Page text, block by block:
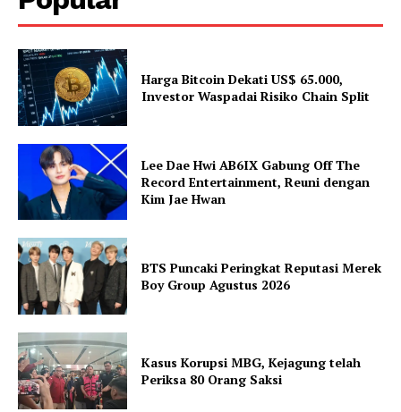
Harga Bitcoin Dekati US$ 65.000,
Investor Waspadai Risiko Chain Split
Lee Dae Hwi AB6IX Gabung Off The
Record Entertainment, Reuni dengan
Kim Jae Hwan
BTS Puncaki Peringkat Reputasi Merek
Boy Group Agustus 2026
Kasus Korupsi MBG, Kejagung telah
Periksa 80 Orang Saksi